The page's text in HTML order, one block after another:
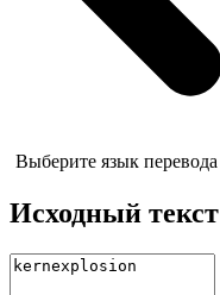
Выберите язык перевода
Исходный текст